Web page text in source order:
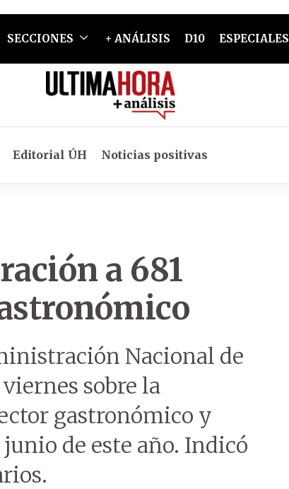
SECCIONES + ANÁLISIS D10 ESPECIALES
Editorial ÚH Noticias positivas
a 681
Nacional de
sobre la
gastronómico y
de este año. Indicó